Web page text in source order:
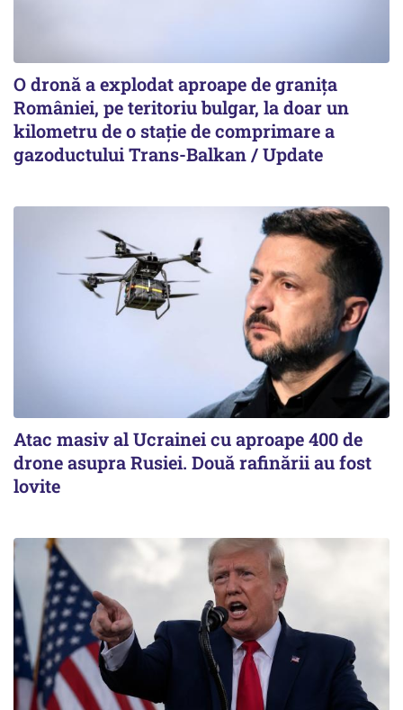
O dronă a explodat aproape de granița
României, pe teritoriu bulgar, la doar un
kilometru de o stație de comprimare a
gazoductului Trans-Balkan / Update
Atac masiv al Ucrainei cu aproape 400 de
drone asupra Rusiei. Două rafinării au fost
lovite